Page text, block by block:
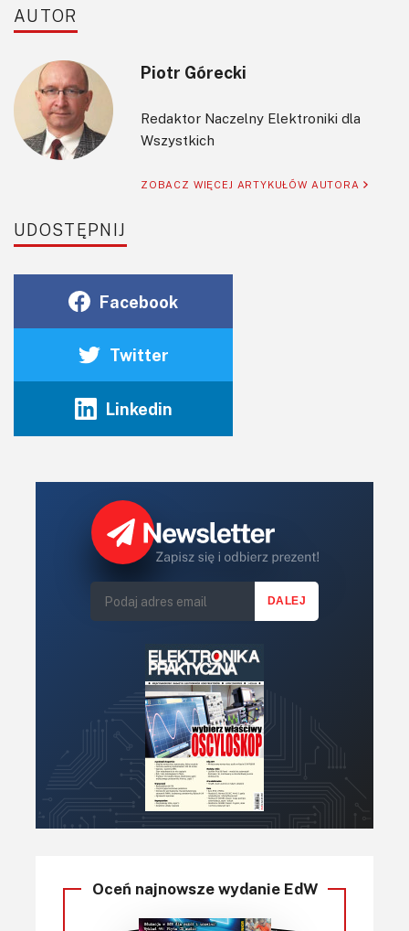
AUTOR
Piotr Górecki
Redaktor Naczelny Elektroniki dla
Wszystkich
ZOBACZ WIĘCEJ ARTYKUŁÓW AUTORA
UDOSTĘPNIJ
Facebook
Twitter
Linkedin
Oceń najnowsze wydanie EdW